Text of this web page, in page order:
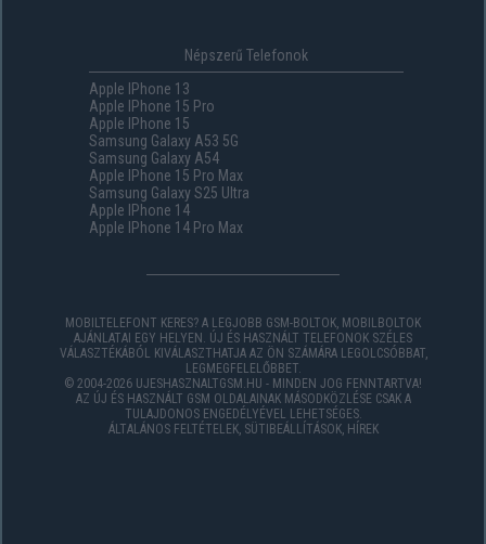
Népszerű Telefonok
Apple IPhone 13
Apple IPhone 15 Pro
Apple IPhone 15
Samsung Galaxy A53 5G
Samsung Galaxy A54
Apple IPhone 15 Pro Max
Samsung Galaxy S25 Ultra
Apple IPhone 14
Apple IPhone 14 Pro Max
MOBILTELEFONT KERES? A LEGJOBB GSM-BOLTOK, MOBILBOLTOK
AJÁNLATAI EGY HELYEN. ÚJ ÉS HASZNÁLT TELEFONOK SZÉLES
VÁLASZTÉKÁBÓL KIVÁLASZTHATJA AZ ÖN SZÁMÁRA LEGOLCSÓBBAT,
LEGMEGFELELŐBBET.
© 2004-2026 UJESHASZNALTGSM.HU - MINDEN JOG FENNTARTVA!
AZ ÚJ ÉS HASZNÁLT GSM OLDALAINAK MÁSODKÖZLÉSE CSAK A
TULAJDONOS ENGEDÉLYÉVEL LEHETSÉGES.
ÁLTALÁNOS FELTÉTELEK, SÜTIBEÁLLÍTÁSOK, HÍREK